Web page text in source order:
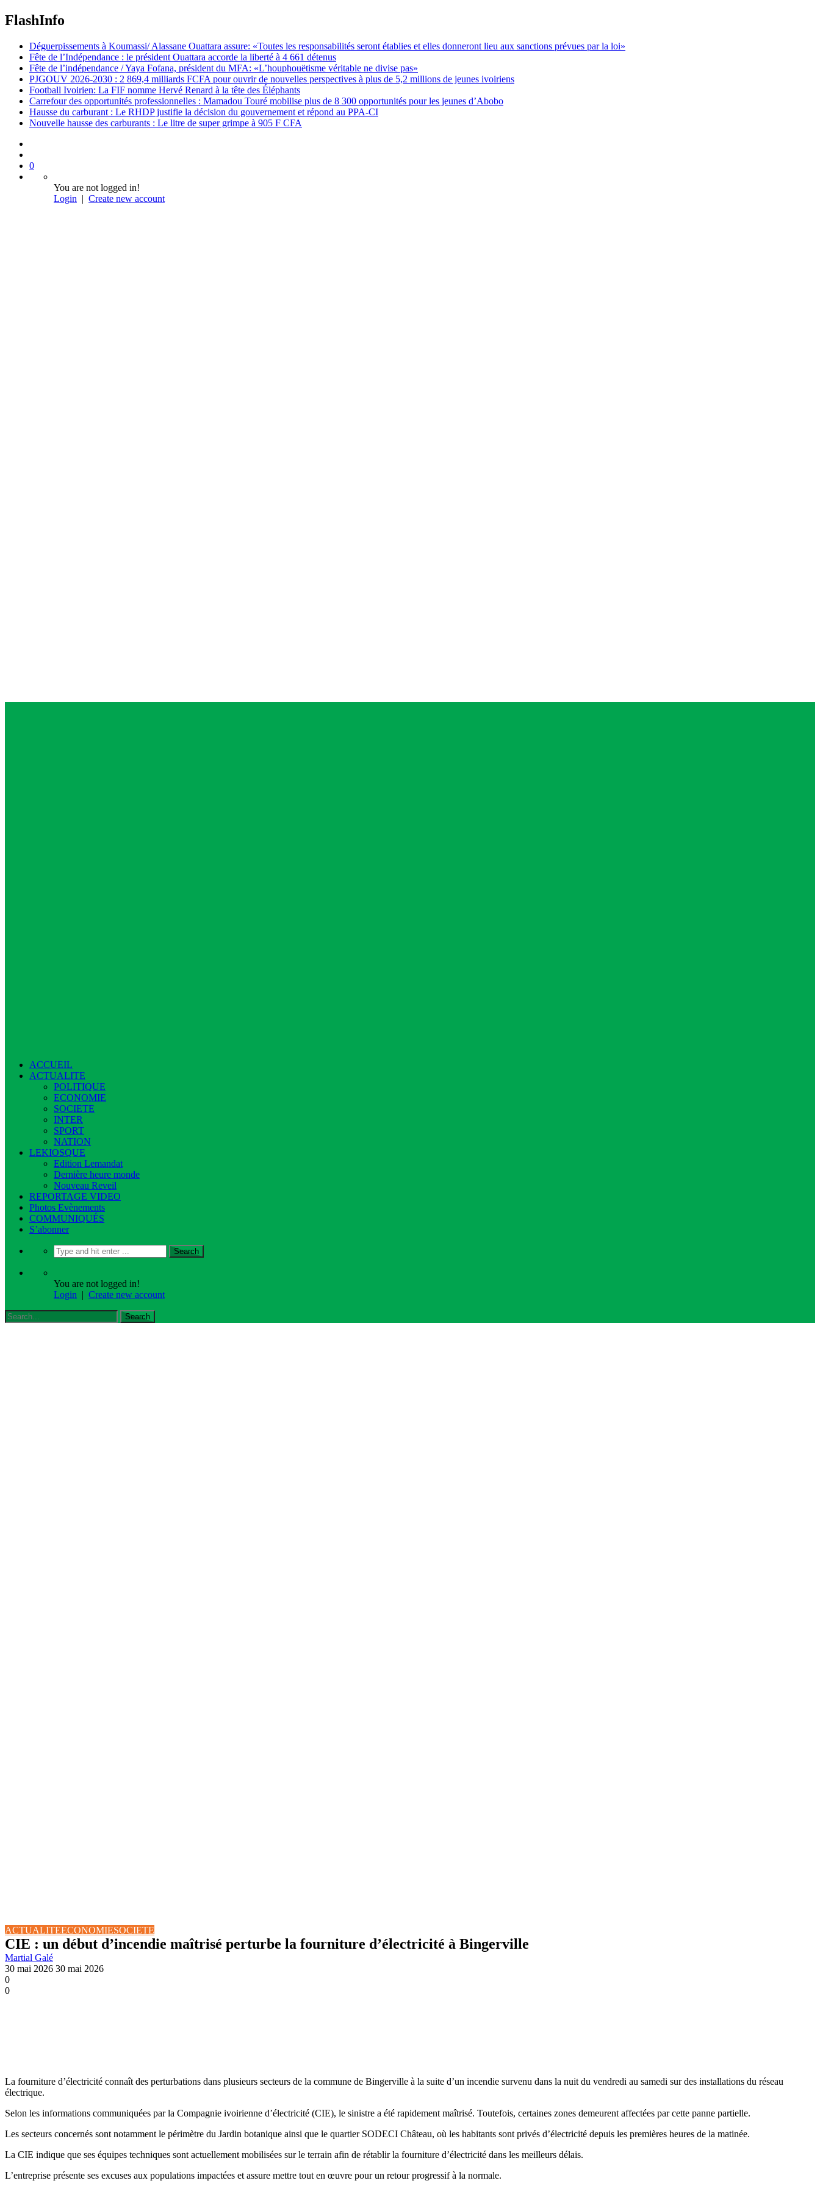
FlashInfo
Déguerpissements à Koumassi/ Alassane Ouattara assure: «Toutes les responsabilités seront établies et elles donneront lieu aux sanctions prévues par la loi»
Fête de l’Indépendance : le président Ouattara accorde la liberté à 4 661 détenus
Fête de l’indépendance / Yaya Fofana, président du MFA: «L’houphouëtisme véritable ne divise pas»
PJGOUV 2026-2030 : 2 869,4 milliards FCFA pour ouvrir de nouvelles perspectives à plus de 5,2 millions de jeunes ivoiriens
Football Ivoirien: La FIF nomme Hervé Renard à la tête des Éléphants
Carrefour des opportunités professionnelles : Mamadou Touré mobilise plus de 8 300 opportunités pour les jeunes d’Abobo
Hausse du carburant : Le RHDP justifie la décision du gouvernement et répond au PPA-CI
Nouvelle hausse des carburants : Le litre de super grimpe à 905 F CFA
0
You are not logged in!
Login | Create new account
ACCUEIL
ACTUALITE
POLITIQUE
ECONOMIE
SOCIETE
INTER
SPORT
NATION
LEKIOSQUE
Edition Lemandat
Dernière heure monde
Nouveau Reveil
REPORTAGE VIDEO
Photos Evènements
COMMUNIQUÉS
S’abonner
You are not logged in!
Login | Create new account
ACTUALITEECONOMIESOCIETE
CIE : un début d’incendie maîtrisé perturbe la fourniture d’électricité à Bingerville
Martial Galé
30 mai 2026 30 mai 2026
0
0
La fourniture d’électricité connaît des perturbations dans plusieurs secteurs de la commune de Bingerville à la suite d’un incendie survenu dans la nuit du vendredi au samedi sur des installations du réseau
électrique.
Selon les informations communiquées par la Compagnie ivoirienne d’électricité (CIE), le sinistre a été rapidement maîtrisé. Toutefois, certaines zones demeurent affectées par cette panne partielle.
Les secteurs concernés sont notamment le périmètre du Jardin botanique ainsi que le quartier SODECI Château, où les habitants sont privés d’électricité depuis les premières heures de la matinée.
La CIE indique que ses équipes techniques sont actuellement mobilisées sur le terrain afin de rétablir la fourniture d’électricité dans les meilleurs délais.
L’entreprise présente ses excuses aux populations impactées et assure mettre tout en œuvre pour un retour progressif à la normale.